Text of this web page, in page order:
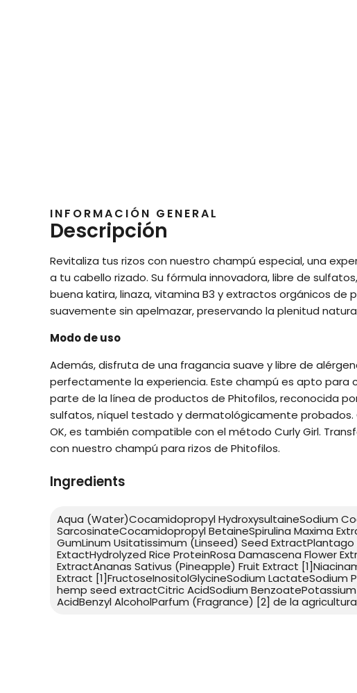
INFORMACIÓN GENERAL
Descripción
Revitaliza tus rizos con nuestro champú especial, una
a tu cabello rizado. Su fórmula innovadora, libre de
buena katira, linaza, vitamina B3 y extractos orgánicos de
suavemente sin apelmazar, preservando la plenitud
Modo de uso
Además, disfruta de una fragancia suave y libre de
perfectamente la experiencia. Este champú es apto para
parte de la línea de productos de Phitofilos, reconocida
sulfatos, níquel testado y dermatológicamente probados.
OK, es también compatible con el método Curly Girl.
con nuestro champú para rizos de Phitofilos.
Ingredients
Aqua (Water)Cocamidopropyl HydroxysultaineSodium
SarcosinateCocamidopropyl BetaineSpirulina Maxima
GumLinum Usitatissimum (Linseed) Seed
ExtactHydrolyzed Rice ProteinRosa Damascena Flower
ExtractAnanas Sativus (Pineapple) Fruit Extract
Extract [1]FructoseInositolGlycineSodium LactateSodium
hemp seed extractCitric AcidSodium
AcidBenzyl AlcoholParfum (Fragrance) [2] de la